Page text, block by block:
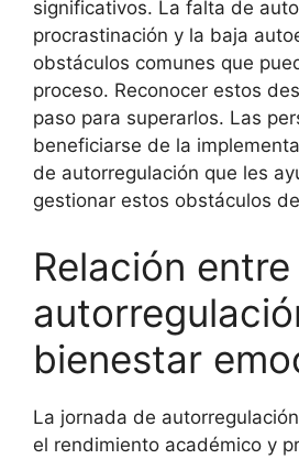
significativos. La falta de
procrastinación y la baja
obstáculos comunes que
proceso. Reconocer estos
paso para superarlos. Las
beneficiarse de la
de autorregulación que les
gestionar estos obstáculos
Relación entre
bienestar
La jornada de
el rendimiento académico y